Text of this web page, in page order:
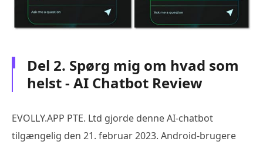
Del 2. Spørg mig om hvad som
helst - AI Chatbot Review
EVOLLY.APP PTE. Ltd gjorde denne AI-chatbot
tilgængelig den 21. februar 2023. Android-brugere